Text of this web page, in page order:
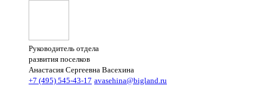
Руководитель отдела
развития поселков
Анастасия Сергеевна Васехина
+7 (495) 545-43-17 avasehina@bigland.ru